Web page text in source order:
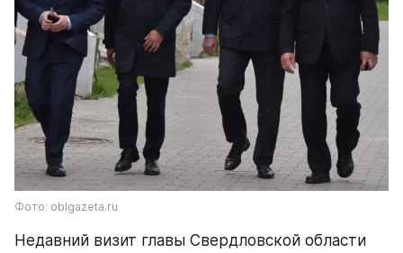
Фото: oblgazeta.ru
Недавний визит главы Свердловской области